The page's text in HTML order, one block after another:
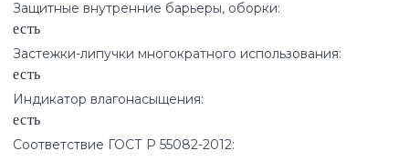
Защитные внутренние барьеры, оборки:
есть
Застежки-липучки многократного использования:
есть
Индикатор влагонасыщения:
есть
Соответствие ГОСТ Р 55082-2012: